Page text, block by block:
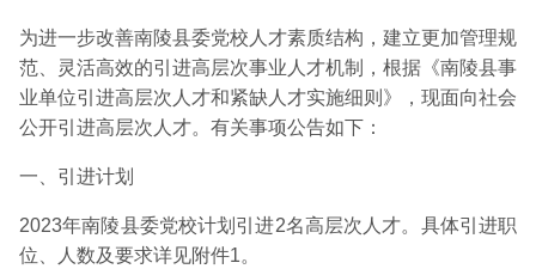
为进一步改善南陵县委党校人才素质结构，建立更加管理规
范、灵活高效的引进高层次事业人才机制，根据《南陵县事
业单位引进高层次人才和紧缺人才实施细则》，现面向社会
公开引进高层次人才。有关事项公告如下：
一、引进计划
2023年南陵县委党校计划引进2名高层次人才。具体引进职
位、人数及要求详见附件1。